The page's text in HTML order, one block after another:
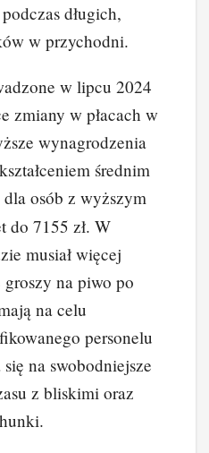
długich,
w przychodni.
w lipcu 2024
zmiany w płacach w
wynagrodzenia
średnim
dla osób z wyższym
do 7155 zł. W
musiał więcej
na piwo po
na celu
personelu
na swobodniejsze
z bliskimi oraz